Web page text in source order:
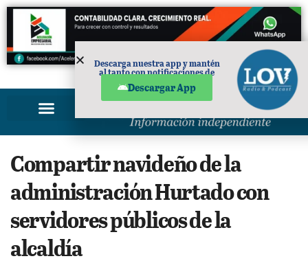
PUBLICIDAD
Compartir navideño de la
administración Hurtado con
servidores públicos de la
alcaldía
Descarga nuestra app y mantén
al tanto con notificaciones de
Descargar App